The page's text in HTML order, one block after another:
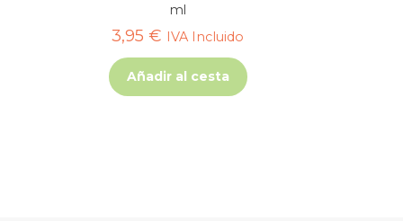
ml
3,95 € IVA Incluido
Añadir al cesta